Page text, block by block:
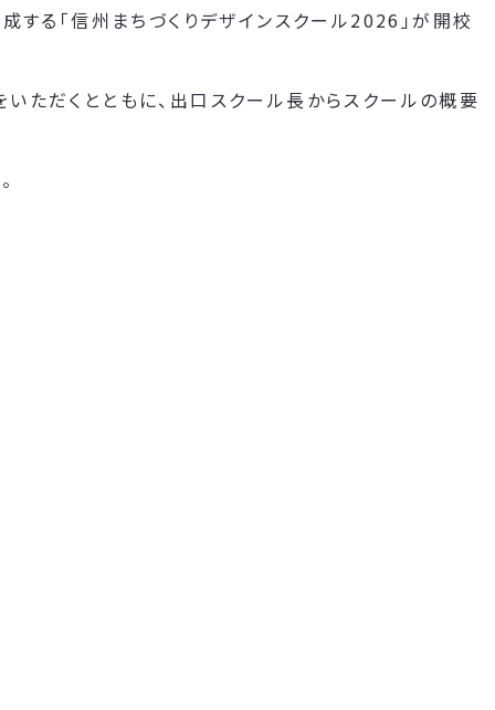
する「信州まちづくりデザインスクール2026」が開校
ただくとともに、出口スクール長からスクールの概要